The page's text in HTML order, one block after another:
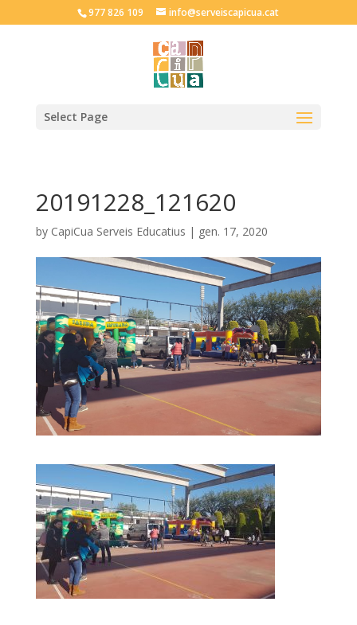
977 826 109 info@serveiscapicua.cat
Select Page
20191228_121620
by CapiCua Serveis Educatius | gen. 17, 2020